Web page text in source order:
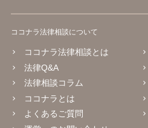
ココナラ法律相談について
ココナラ法律相談とは
法律Q&A
法律相談コラム
ココナラとは
よくあるご質問